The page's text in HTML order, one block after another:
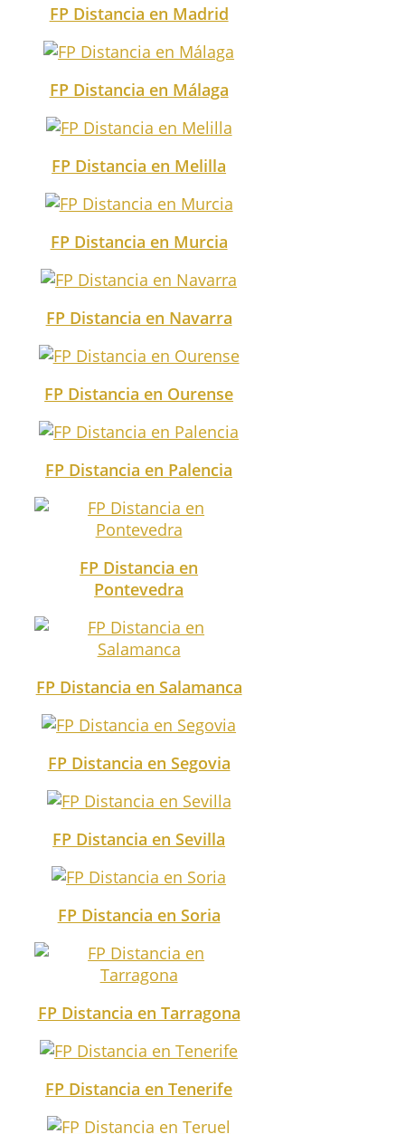
FP Distancia en Madrid
FP Distancia en Málaga
FP Distancia en Melilla
FP Distancia en Murcia
FP Distancia en Navarra
FP Distancia en Ourense
FP Distancia en Palencia
FP Distancia en
Pontevedra
FP Distancia en Salamanca
FP Distancia en Segovia
FP Distancia en Sevilla
FP Distancia en Soria
FP Distancia en Tarragona
FP Distancia en Tenerife